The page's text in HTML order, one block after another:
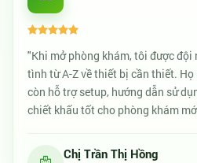
"Khi mở phòng khám, tôi được đội
tình từ A-Z về thiết bị cần thiết.
còn hỗ trợ setup, hướng dẫn sử
chiết khấu tốt cho phòng khám
Chị Trần Thị Hồng